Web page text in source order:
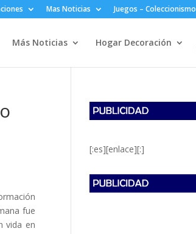
Mas Noticias Juegos – Coleccionismo
Más Noticias Hogar Decoración
fue
vida en
[:es][enlace][:]